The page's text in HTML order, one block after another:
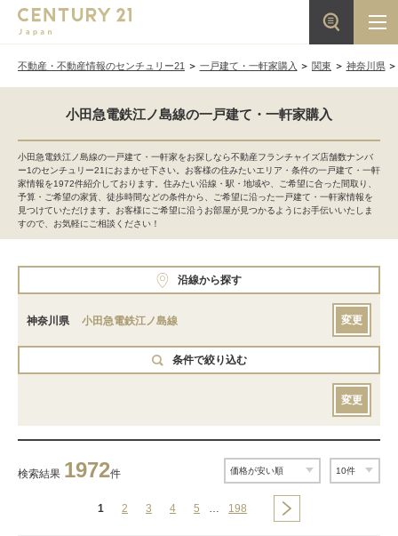
不動産・不動産情報のセンチュリー21 一戸建て・一軒家購入 関東 神奈川県
小田急電鉄江ノ島線の一戸建て・一軒家購入
小田急電鉄江ノ島線の一戸建て・一軒家をお探しなら不動産フランチャイズ店舗数ナンバ
ー1のセンチュリー21におまかせ下さい。お客様の住みたいエリア・条件の一戸建て・一軒
家情報を1972件紹介しております。住みたい沿線・駅・地域や、ご希望に合った間取り、
予算・ご希望の家賃、徒歩時間などの条件から、ご希望に沿った一戸建て・一軒家情報を
見つけていただけます。お客様にご希望に沿うお部屋が見つかるようにお手伝いいたしま
すので、お気軽にご相談ください！
沿線から探す
神奈川県 小田急電鉄江ノ島線 変更
条件で絞り込む
変更
検索結果 1972件
1 2 3 4 5 … 198